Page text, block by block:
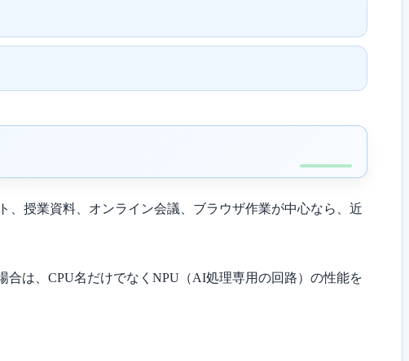
、授業資料、オンライン会議、ブラウザ作業が中心なら、近
は、CPU名だけでなくNPU（AI処理専用の回路）の性能を